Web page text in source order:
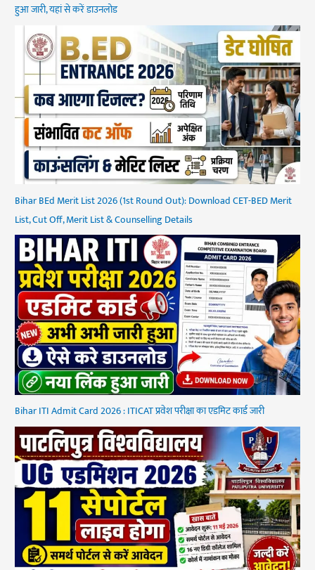
हुआ जारी, यहां से करें डाउनलोड
Bihar BEd Merit List 2026 (1st Round Out): Download CET-BED Merit
List, Cut Off, Merit List & Counselling Details
Bihar ITI Admit Card 2026 : ITICAT प्रवेश परीक्षा का एडमिट कार्ड जारी